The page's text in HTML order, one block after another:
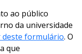
ao público
da universidade
formulário. O
que